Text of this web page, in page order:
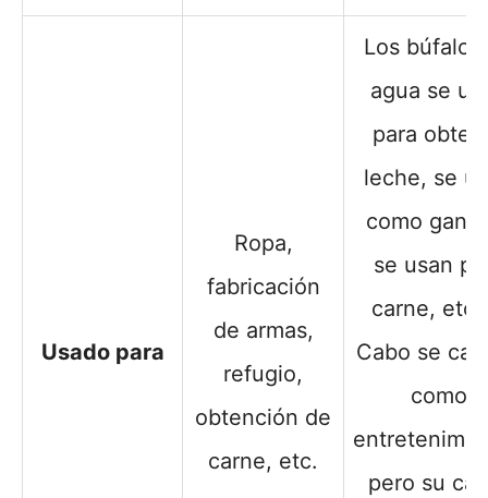
Usado para
Ropa,
fabricación
de armas,
refugio,
obtención de
carne, etc.
Los búfalos
agua se
para
leche, se
como
se usan
carne, etc.
Cabo se
como
pero su